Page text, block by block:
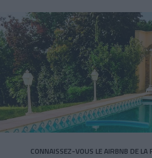
CONNAISSEZ-VOUS LE AIRBNB DE